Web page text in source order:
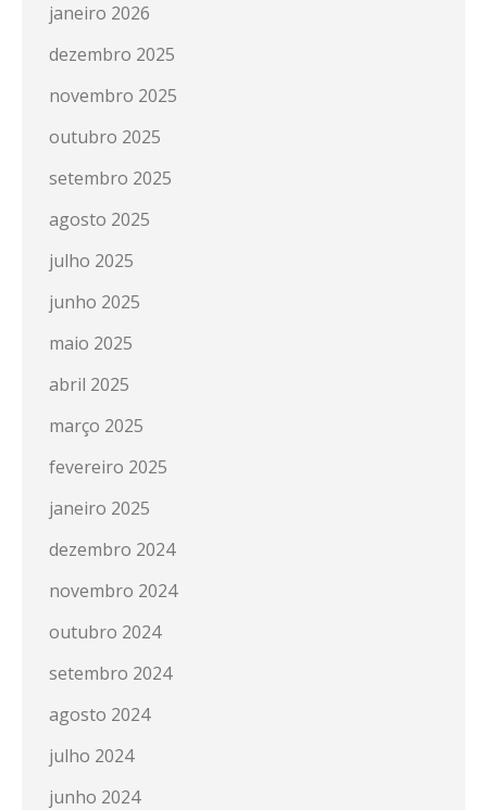
janeiro 2026
dezembro 2025
novembro 2025
outubro 2025
setembro 2025
agosto 2025
julho 2025
junho 2025
maio 2025
abril 2025
março 2025
fevereiro 2025
janeiro 2025
dezembro 2024
novembro 2024
outubro 2024
setembro 2024
agosto 2024
julho 2024
junho 2024